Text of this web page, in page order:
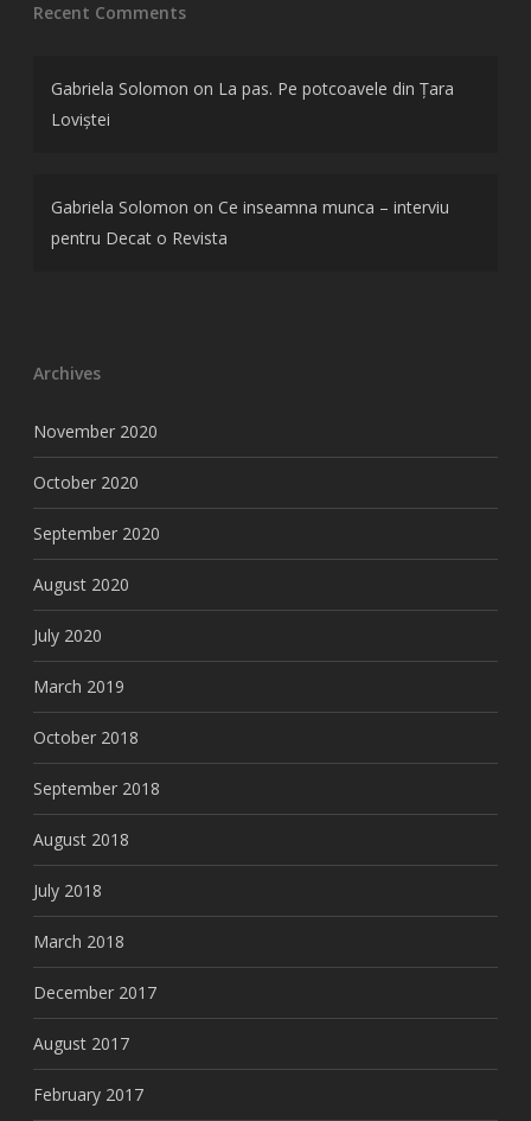
Recent Comments
Gabriela Solomon on La pas. Pe potcoavele din Țara
Loviștei
Gabriela Solomon on Ce inseamna munca – interviu
pentru Decat o Revista
Archives
November 2020
October 2020
September 2020
August 2020
July 2020
March 2019
October 2018
September 2018
August 2018
July 2018
March 2018
December 2017
August 2017
February 2017